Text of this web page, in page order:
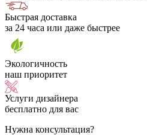
Быстрая доставка
за 24 часа или даже быстрее
Экологичность
наш приоритет
Услуги дизайнера
бесплатно для вас
Нужна консультация?